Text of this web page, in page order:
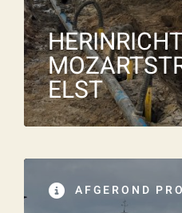
ELST
AFGEROND